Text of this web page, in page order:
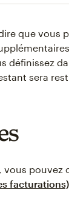
que vous
définissez
sera
vous pouvez
facturations)